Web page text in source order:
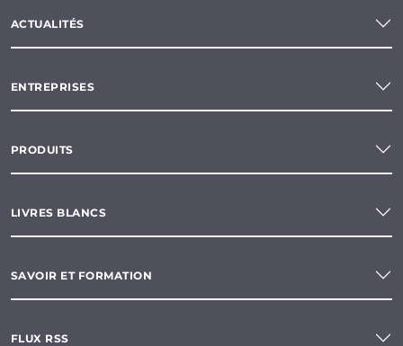
ACTUALITÉS
ENTREPRISES
PRODUITS
LIVRES BLANCS
SAVOIR ET FORMATION
FLUX RSS